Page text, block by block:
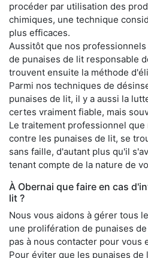
procéder par utilisation des
chimiques, une technique
plus efficaces.
Aussitôt que nos
de punaises de lit responsable
trouvent ensuite la méthode
Parmi nos techniques de
punaises de lit, il y a aussi la
certes vraiment fiable, mais
Le traitement professionnel
contre les punaises de lit, se
sans faille, d'autant plus qu'il
tenant compte de la nature de
À Obernai que faire en cas
lit ?
Nous vous aidons à gérer tous
une prolifération de punaises
pas à nous contacter pour vous
Pour éviter que les punaises